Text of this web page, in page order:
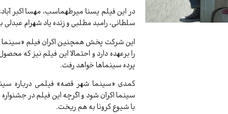
در این فیلم یسنا میرطهماسب، مهسا اکبر
سلطانی، رامبد مطلبی و زنده یاد شهرام عبدلی
این شرکت پخش همچنین اکران فیلم
پرده سینماها خواهد رفت.
کمدی «سینما شهر قصه» فیلمی درباره
با شیوع کرونا به هم ریخت.